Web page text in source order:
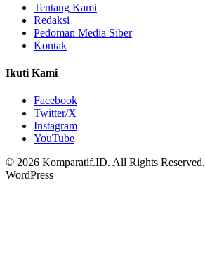
Tentang Kami
Redaksi
Pedoman Media Siber
Kontak
Ikuti Kami
Facebook
Twitter/X
Instagram
YouTube
© 2026 Komparatif.ID. All Rights Reserved.
WordPress